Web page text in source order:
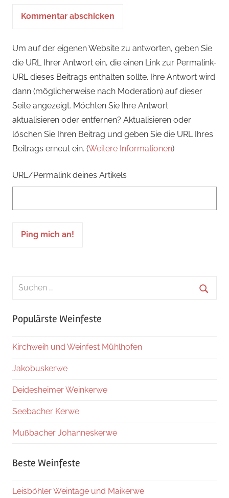
Um auf der eigenen Website zu antworten, geben Sie
die URL Ihrer Antwort ein, die einen Link zur Permalink-
URL dieses Beitrags enthalten sollte. Ihre Antwort wird
dann (möglicherweise nach Moderation) auf dieser
Seite angezeigt. Möchten Sie Ihre Antwort
aktualisieren oder entfernen? Aktualisieren oder
löschen Sie Ihren Beitrag und geben Sie die URL Ihres
Beitrags erneut ein. (Weitere Informationen)
URL/Permalink deines Artikels
Suchen
Populärste Weinfeste
Kirchweih und Weinfest Mühlhofen
Jakobuskerwe
Deidesheimer Weinkerwe
Seebacher Kerwe
Mußbacher Johanneskerwe
Beste Weinfeste
Leisböhler Weintage und Maikerwe